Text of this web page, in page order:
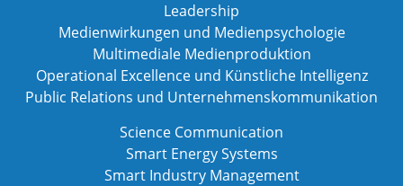
Leadership
Medienwirkungen und Medienpsychologie
Multimediale Medienproduktion
Operational Excellence und Künstliche Intelligenz
Public Relations und Unternehmenskommunikation
Science Communication
Smart Energy Systems
Smart Industry Management